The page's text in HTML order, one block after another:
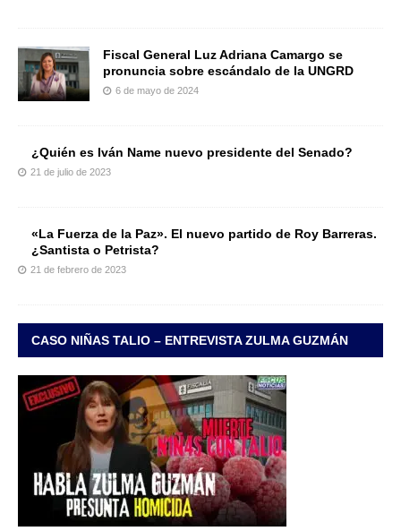
Fiscal General Luz Adriana Camargo se
pronuncia sobre escándalo de la UNGRD
6 de mayo de 2024
¿Quién es Iván Name nuevo presidente del Senado?
21 de julio de 2023
«La Fuerza de la Paz». El nuevo partido de Roy Barreras.
¿Santista o Petrista?
21 de febrero de 2023
CASO NIÑAS TALIO – ENTREVISTA ZULMA GUZMÁN